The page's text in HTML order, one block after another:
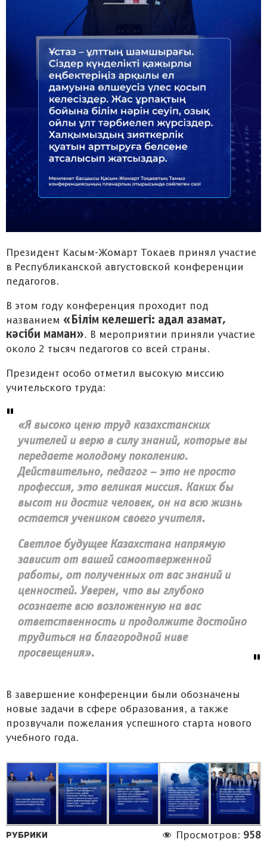
Президент Касым-Жомарт Токаев принял участие
в Республиканской августовской конференции
педагогов.
В этом году конференция проходит под
названием «Білім келешегі: адал азамат,
кәсіби маман» . В мероприятии приняли участие
около 2 тысяч педагогов со всей страны.
Президент особо отметил высокую миссию
учительского труда:
«Я высоко ценю труд казахстанских
учителей и верю в силу знаний, которые вы
передаете молодому поколению.
Действительно, педагог – это не просто
профессия, это великая миссия. Каких бы
высот ни достиг человек, он на всю жизнь
остается учеником своего учителя.
Светлое будущее Казахстана напрямую
зависит от вашей самоотверженной
работы, от полученных от вас знаний и
ценностей. Уверен, что вы глубоко
осознаете всю возложенную на вас
ответственность и продолжите достойно
трудиться на благородной ниве
просвещения».
В завершение конференции были обозначены
новые задачи в сфере образования, а также
прозвучали пожелания успешного старта нового
учебного года.
Рубрики Просмотров: 958